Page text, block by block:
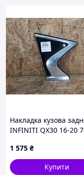
Накладка кузова
INFINITI QX30 16-20
1 575 ₴
Купити